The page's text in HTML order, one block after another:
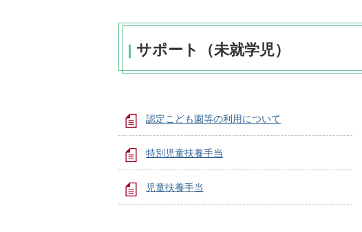
サポート（未就学児）
認定こども園等の利用について
特別児童扶養手当
児童扶養手当